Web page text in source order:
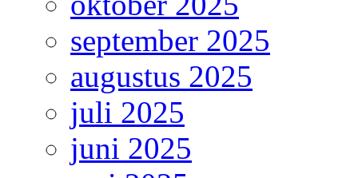
september 2025
augustus 2025
juli 2025
juni 2025